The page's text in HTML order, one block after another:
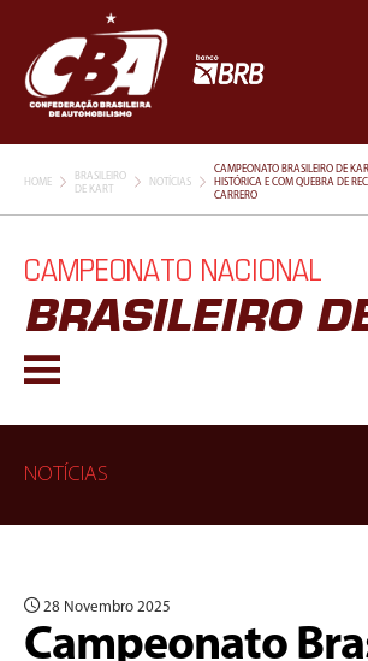
HOME
BRASILEIRO
DE KART
NOTÍCIAS
CAMPEONATO BRASILEIRO DE
HISTÓRICA E COM QUEBRA DE
CARRERO
CAMPEONATO NACIONAL
BRASILEIRO
NOTÍCIAS
28 Novembro 2025
Campeonato